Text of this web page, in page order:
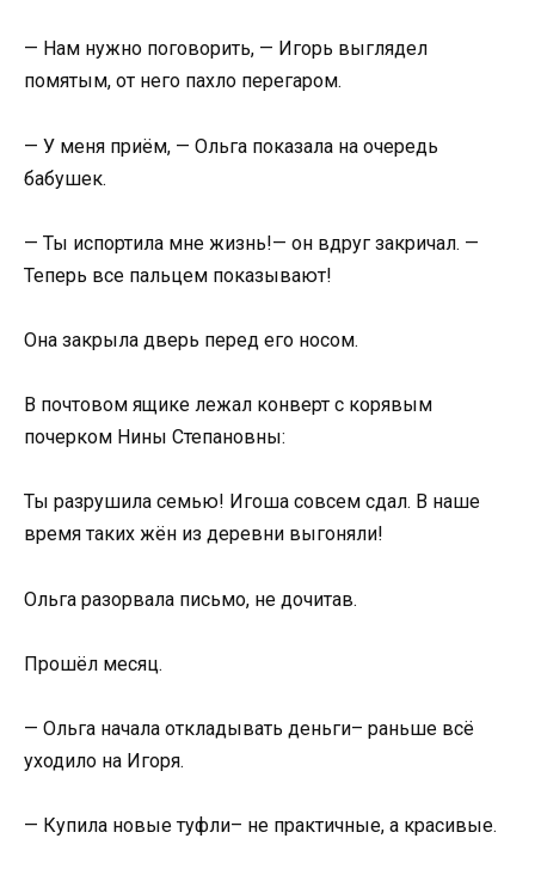
— Нам нужно поговорить, — Игорь выглядел
помятым, от него пахло перегаром.
— У меня приём, — Ольга показала на очередь
бабушек.
— Ты испортила мне жизнь!— он вдруг закричал. —
Теперь все пальцем показывают!
Она закрыла дверь перед его носом.
В почтовом ящике лежал конверт с корявым
почерком Нины Степановны:
Ты разрушила семью! Игоша совсем сдал. В наше
время таких жён из деревни выгоняли!
Ольга разорвала письмо, не дочитав.
Прошёл месяц.
— Ольга начала откладывать деньги– раньше всё
уходило на Игоря.
— Купила новые туфли– не практичные, а красивые.